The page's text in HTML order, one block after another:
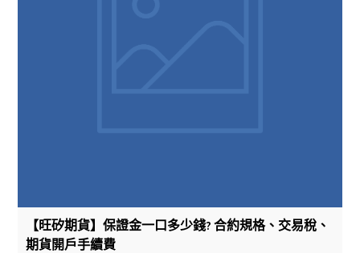
【旺矽期貨】保證金一口多少錢? 合約規格、交易稅、
期貨開戶手續費